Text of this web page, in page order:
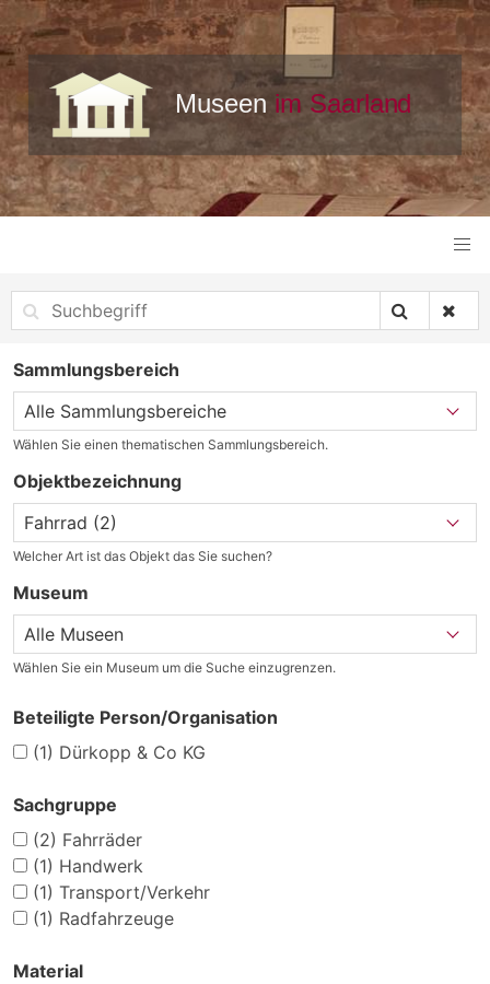
Sammlungsbereich
Wählen Sie einen thematischen Sammlungsbereich.
Objektbezeichnung
Welcher Art ist das Objekt das Sie suchen?
Museum
Wählen Sie ein Museum um die Suche einzugrenzen.
Beteiligte Person/Organisation
(1) Dürkopp & Co KG
Sachgruppe
(2) Fahrräder
(1) Handwerk
(1) Transport/Verkehr
(1) Radfahrzeuge
Material